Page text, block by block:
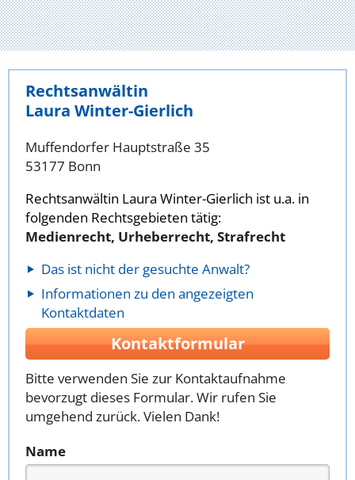
Rechtsanwältin
Laura Winter-Gierlich
Muffendorfer Hauptstraße 35
53177 Bonn
Rechtsanwältin Laura Winter-Gierlich ist u.a. in
folgenden Rechtsgebieten tätig:
Medienrecht, Urheberrecht, Strafrecht
Das ist nicht der gesuchte Anwalt?
Informationen zu den angezeigten
Kontaktdaten
Kontaktformular
Bitte verwenden Sie zur Kontaktaufnahme
bevorzugt dieses Formular. Wir rufen Sie
umgehend zurück. Vielen Dank!
Name